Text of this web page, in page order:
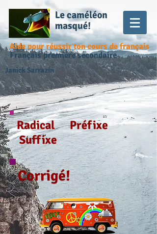
Le caméléon
masqué!
Aide pour réussir ton cours de français
Français première secondaire
Janick Sarrazin
Radical Préfixe
Suffixe
Corrigé!